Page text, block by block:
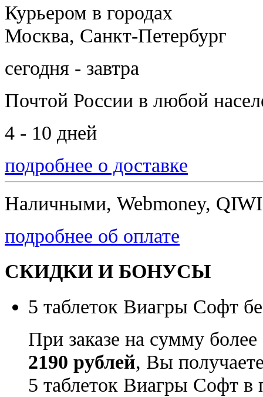
Курьером в городах
Москва, Санкт-Петербург
сегодня - завтра
Почтой России в любой
4 - 10 дней
подробнее о доставке
Наличными, Webmoney,
подробнее об оплате
СКИДКИ И БОНУСЫ
5 таблеток Виагры Софт
При заказе на сумму более
2190 рублей, Вы
5 таблеток Виагры Софт в